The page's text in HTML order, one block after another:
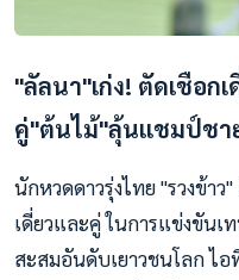
"ลัลนา"เก่ง! ตัดเชือก
คู่"ต้นไม้"ลุ้นแชมป์ชา
นักหวดดาวรุ่งไทย "รวงข้าว
เดี่ยวและคู่ ในการแข่งขัน
สะสมอันดับเยาวชนโลก ไอ